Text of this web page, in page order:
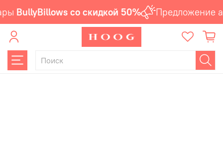
BullyBillows со скидкой 50% Предложение